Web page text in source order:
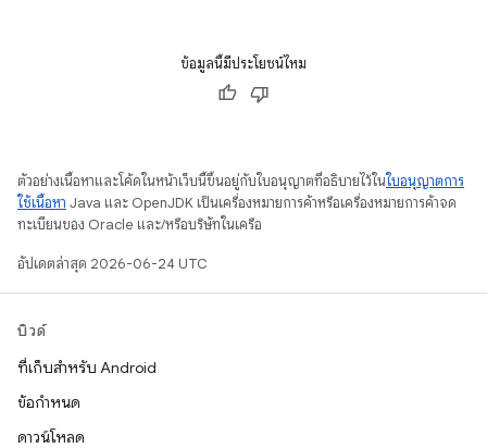
ข้อมูลนี้มีประโยชน์ไหม
ตัวอย่างเนื้อหาและโค้ดในหน้าเว็บนี้ขึ้นอยู่กับใบอนุญาตที่อธิบายไว้ในใบอนุญาตการ
ใช้เนื้อหา Java และ OpenJDK เป็นเครื่องหมายการค้าหรือเครื่องหมายการค้าจด
ทะเบียนของ Oracle และ/หรือบริษัทในเครือ
อัปเดตล่าสุด 2026-06-24 UTC
บิวด์
ที่เก็บสำหรับ Android
ข้อกำหนด
ดาวน์โหลด